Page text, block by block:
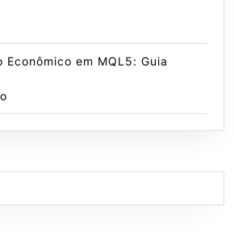
em MQL5: Guia